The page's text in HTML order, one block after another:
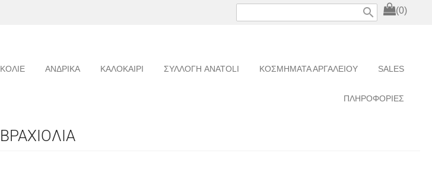
(0)
search
ΚΟΛΙΕ ΑΝΔΡΙΚΑ ΚΑΛΟΚΑΙΡΙ ΣΥΛΛΟΓΗ ANATOLI ΚΟΣΜΗΜΑΤΑ ΑΡΓΑΛΕΙΟΥ SALES
ΠΛΗΡΟΦΟΡΙΕΣ
ΒΡΑΧΙΟΛΙΑ